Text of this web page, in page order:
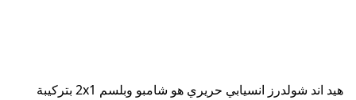
هيد اند شولدرز انسيابي حريري هو شامبو وبلسم 2x1 بتركيبة